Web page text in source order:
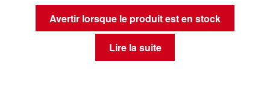
Avertir lorsque le produit est en stock
Lire la suite